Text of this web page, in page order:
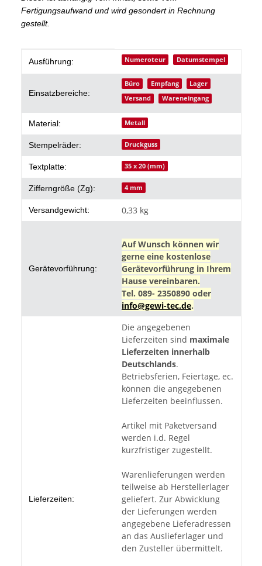
Fertigungsaufwand und wird gesondert in Rechnung
gestellt.
Produkteigenschaft
Wert
Ausführung: Numeroteur Datumstempel
Einsatzbereiche:
Büro Empfang
Lager
Versand
Wareneingang
Material: Metall
Stempelräder: Druckguss
Textplatte: 35 x 20 (mm)
Zifferngröße (Zg): 4 mm
Versandgewicht: 0,33 kg
Gerätevorführung:
Auf Wunsch können wir
gerne eine kostenlose
Gerätevorführung in Ihrem
Hause vereinbaren.
Tel. 089- 2350890 oder
info@gewi-tec.de.
Lieferzeiten:
Die angegebenen
Lieferzeiten sind maximale
Lieferzeiten innerhalb
Deutschlands.
Betriebsferien, Feiertage, ec.
können die angegebenen
Lieferzeiten beeinflussen.
Artikel mit Paketversand
werden i.d. Regel
kurzfristiger zugestellt.
Warenlieferungen werden
teilweise ab Herstellerlager
geliefert. Zur Abwicklung
der Lieferungen werden
angegebene Lieferadressen
an das Auslieferlager und
den Zusteller übermittelt.